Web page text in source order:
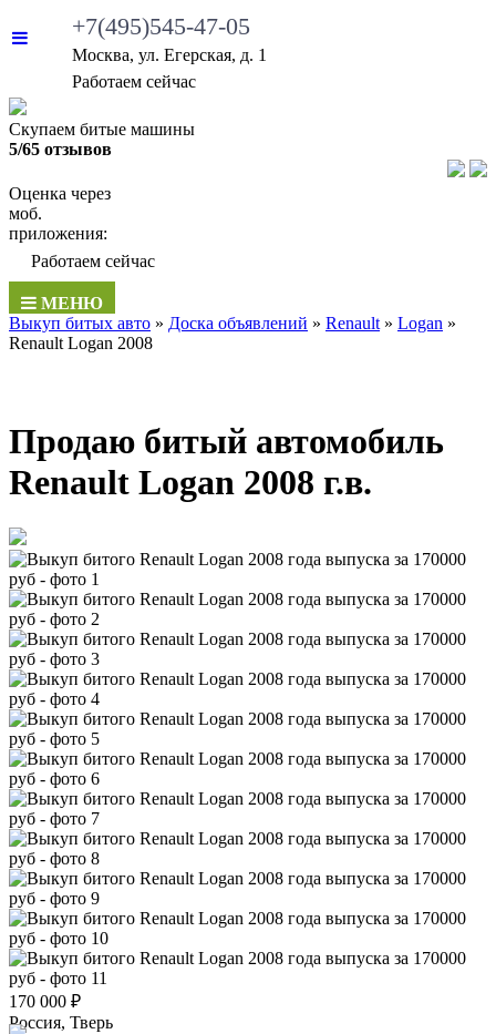
+7(495)545-47-05
Москва, ул. Егерская, д. 1
Работаем сейчас
Скупаем битые машины
5/65 отзывов
Оценка через
моб.
приложения:
Работаем сейчас
МЕНЮ
Выкуп битых авто » Доска объявлений » Renault » Logan »
Renault Logan 2008
Продаю битый автомобиль
Renault Logan 2008 г.в.
170 000 ₽
Россия, Тверь